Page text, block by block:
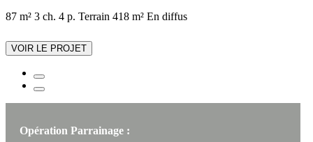
87 m² 3 ch. 4 p. Terrain 418 m² En diffus
VOIR LE PROJET
Opération Parrainage :